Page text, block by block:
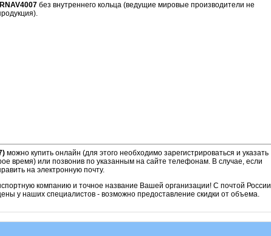
без внутреннего кольца (ведущие мировые производители не
можно купить онлайн (для этого необходимо зарегистрироваться и указать
время) или позвонив по указанным на сайте телефонам. В случае, если
на электронную почту.
компанию и точное название Вашей организации! С почтой России
у наших специалистов - возможно предоставление скидки от объема.